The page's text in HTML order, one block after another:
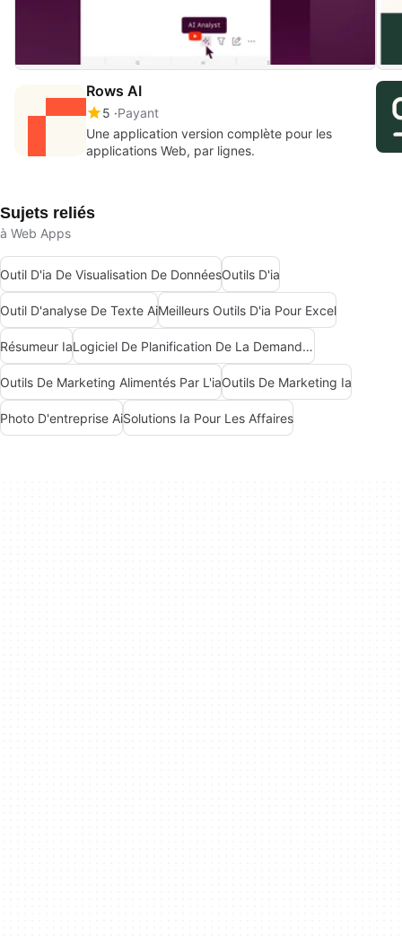
Rows AI
5 Payant
Une application version complète pour les
applications Web, par lignes.
Sujets reliés
à Web Apps
Outil D'ia De Visualisation De DonnéesOutils D'ia
Outil D'analyse De Texte AiMeilleurs Outils D'ia Pour Excel
Résumeur Ia Logiciel De Planification De La Demande Alimenté Par L'ia
Outils De Marketing Alimentés Par L'iaOutils De Marketing Ia
Photo D'entreprise AiSolutions Ia Pour Les Affaires